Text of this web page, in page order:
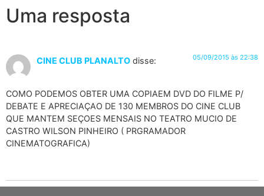
Uma resposta
CINE CLUB PLANALTO disse: 05/09/2015 às 22:38
COMO PODEMOS OBTER UMA COPIAEM DVD DO FILME P/
DEBATE E APRECIAÇAO DE 130 MEMBROS DO CINE CLUB
QUE MANTEM SEÇOES MENSAIS NO TEATRO MUCIO DE
CASTRO WILSON PINHEIRO ( PRGRAMADOR
CINEMATOGRAFICA)